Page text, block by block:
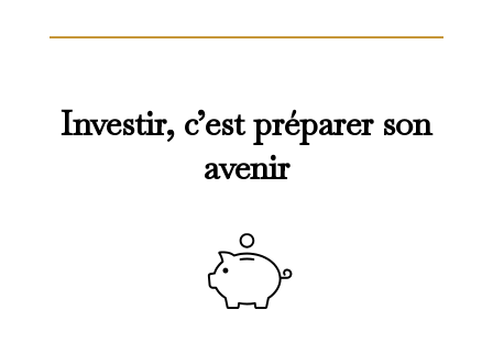
Investir, c’est préparer son
avenir